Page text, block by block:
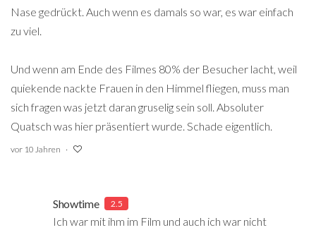
Nase gedrückt. Auch wenn es damals so war, es war einfach
zu viel.
Und wenn am Ende des Filmes 80% der Besucher lacht, weil
quiekende nackte Frauen in den Himmel fliegen, muss man
sich fragen was jetzt daran gruselig sein soll. Absoluter
Quatsch was hier präsentiert wurde. Schade eigentlich.
vor 10 Jahren
Showtime 2.5
Ich war mit ihm im Film und auch ich war nicht